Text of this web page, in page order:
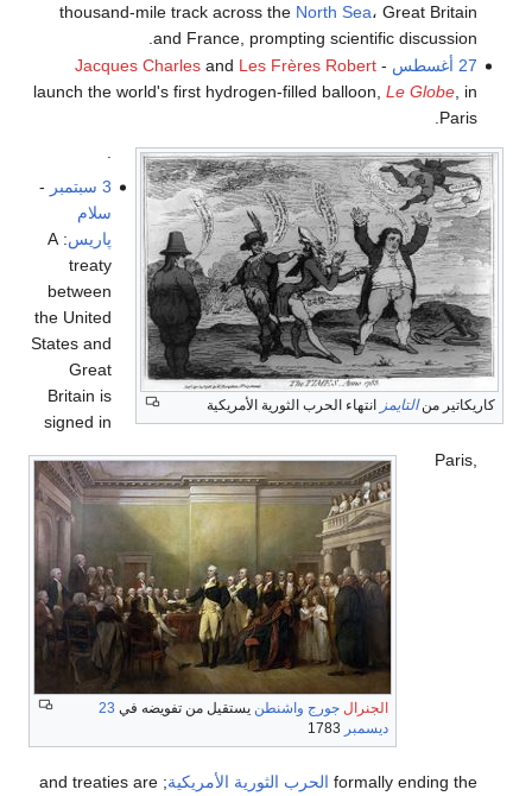
thousand-mile track across the North Sea، Great Britain
and France, prompting scientific discussion.
27 أغسطس
-
Jacques Charlesand Les Frères Robert
launch the world's first hydrogen-filled balloon, Le Globe, in
Paris.
كاريكاتير منالتايمز انتهاء الحرب الثورية الأمريكية
الجنرال جورج واشنطن يستقيل من تفويضه في 23
ديسمبر
.
3 سبتمبر
-
سلام
پاريس : A
treaty
between
the United
States and
Great
Britain is
signed in
Paris,
formally ending the الحرب الثورية الأمريكية ; and treaties are